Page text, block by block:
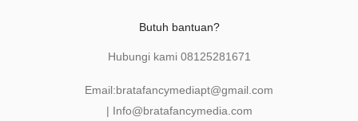
Butuh bantuan?
Hubungi kami 08125281671
Email:bratafancymediapt@gmail.com
| Info@bratafancymedia .com